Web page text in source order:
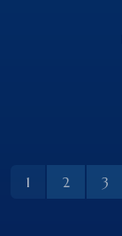
1 2 3